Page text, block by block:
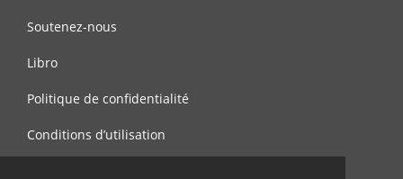
Soutenez-nous
Libro
Politique de confidentialité
Conditions d’utilisation